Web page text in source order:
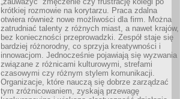
krótkiej rozmowie na korytarzu. Praca zdalna
otwiera również nowe możliwości dla firm. Można
zatrudniać talenty z różnych miast, a nawet krajów,
bez konieczności przeprowadzki. Zespół staje się
bardziej różnorodny, co sprzyja kreatywności i
innowacjom. Jednocześnie pojawiają się wyzwania
związane z różnicami kulturowymi, strefami
czasowymi czy różnym stylem komunikacji.
Organizacje, które nauczą się dobrze zarządzać
tym zróżnicowaniem, zyskają przewagę